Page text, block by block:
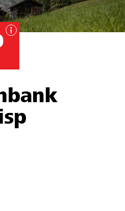
Raiffeisen
organisations